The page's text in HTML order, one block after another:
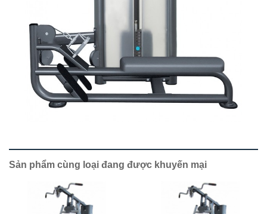
Sản phẩm cùng loại đang được khuyến mại